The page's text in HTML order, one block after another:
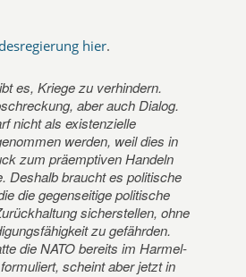
hier.
es, Kriege zu verhindern.
aber auch Dialog.
nicht als existenzielle
werden, weil dies in
zum präemptiven Handeln
Deshalb braucht es politische
die gegenseitige politische
sicherstellen, ohne
zu gefährden.
die NATO bereits im Harmel-
scheint aber jetzt in